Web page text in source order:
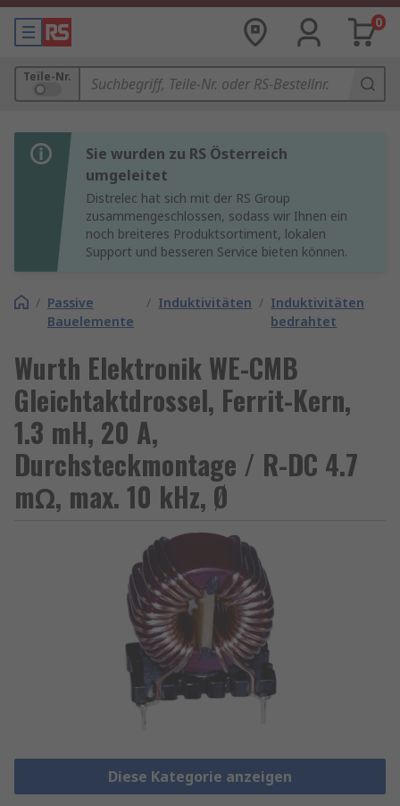
0
Teile-Nr.
Sie wurden zu RS Österreich
umgeleitet
Distrelec hat sich mit der RS Group
zusammengeschlossen, sodass wir Ihnen ein
noch breiteres Produktsortiment, lokalen
Support und besseren Service bieten können.
/ Passive
Bauelemente
/ Induktivitäten / Induktivitäten
bedrahtet
Wurth Elektronik WE-CMB
Gleichtaktdrossel, Ferrit-Kern,
1.3 mH, 20 A,
Durchsteckmontage / R-DC 4.7
mΩ, max. 10 kHz, Ø
Diese Kategorie anzeigen